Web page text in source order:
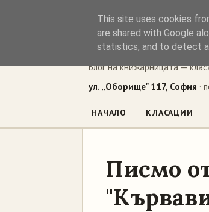
Блог на книжарницата —
ул. „Оборище" 117, София ·
НАЧАЛО КЛАСАЦИИ
Писмо
This site uses cookies
are shared with Google
statistics, and to detect